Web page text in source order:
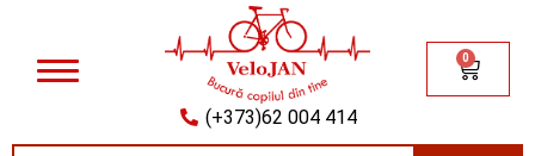
(+373)62 004 414
0